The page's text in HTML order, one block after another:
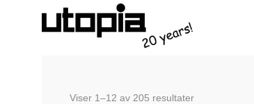
Viser 1–12 av 205 resultaterSortert